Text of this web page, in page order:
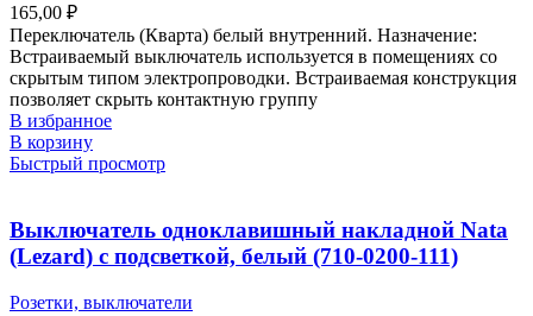
165,00 ₽
Переключатель (Кварта) белый внутренний. Назначение:
Встраиваемый выключатель используется в помещениях со
скрытым типом электропроводки. Встраиваемая конструкция
позволяет скрыть контактную группу
В избранное
В корзину
Быстрый просмотр
Выключатель одноклавишный накладной Nata
(Lezard) с подсветкой, белый (710-0200-111)
Розетки, выключатели